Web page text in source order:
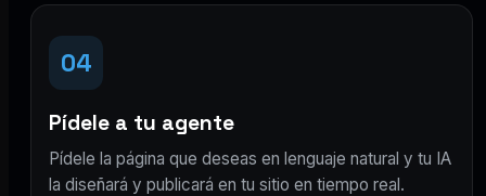
04
Pídele a tu agente
Pídele la página que deseas en lenguaje natural y tu IA
la diseñará y publicará en tu sitio en tiempo real.